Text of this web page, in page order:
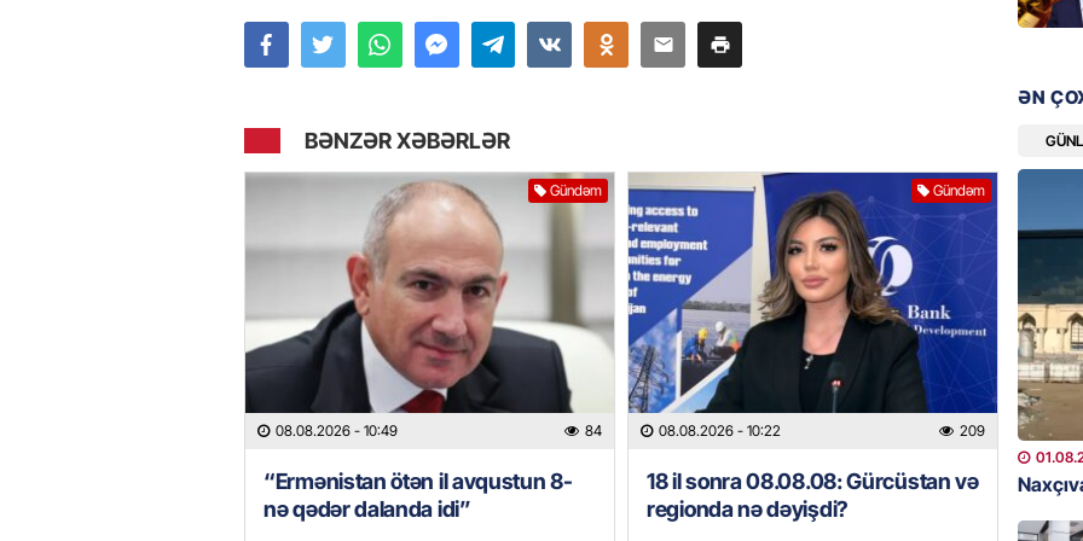
BƏNZƏR XƏBƏRLƏR
Gündəm
08.08.2026 - 10:49 84
“Ermənistan ötən il avqustun 8-
nə qədər dalanda idi”
Gündəm
08.08.2026 - 10:22 209
18 il sonra 08.08.08: Gürcüstan və
regionda nə dəyişdi?
DÜNYA
Ad
95
bağlı
günə
BANNER
Çin
ƏN